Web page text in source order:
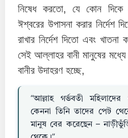
নিষেধ করতো, যে কোন দিকে
ঈশ্বরের উপাসনা করার নির্দেশ
রাখার নির্দেশ দিতো এবং
সেই আল্লাহর বানী মানুষের
বানীর উদাহরণ হচ্ছে,
“আল্লাহ গর্ভবতী
কেননা তিনি তাদের পেট
মানুষ বের করেছেন –